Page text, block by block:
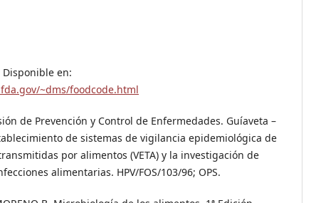
Disponible en:
~dms/foodcode.html
de Prevención y Control de Enfermedades. Guíaveta –
de sistemas de vigilancia epidemiológica de
por alimentos (VETA) y la investigación de
alimentarias. HPV/FOS/103/96; OPS.